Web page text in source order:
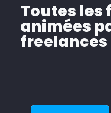
Toutes
animées